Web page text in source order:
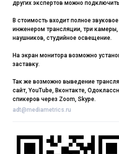
других экспертов можно
В стоимость входит полное
инженером трансляции, три
наушников, студийное освещение.
На экран монитора возможно
заставку.
Так же возможно выведение
сайт, YouTube, Вконтакте,
спикеров через Zoom, Skype.
adt@mediametrics.ru